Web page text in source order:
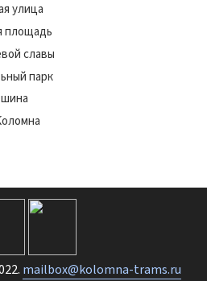
улица
площадь
славы
парк
mailbox@kolomna-trams.ru